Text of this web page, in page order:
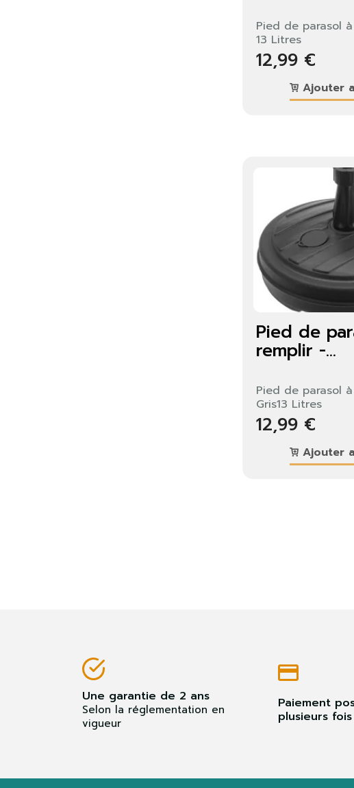
Pied de parasol
13 Litres
12,99 €
Ajouter
Pied de
remplir -...
Pied de parasol
Gris13 Litres
12,99 €
Ajouter
Une garantie de 2 ans
Selon la réglementation en
vigueur
Paiement
plusieurs
Fermer